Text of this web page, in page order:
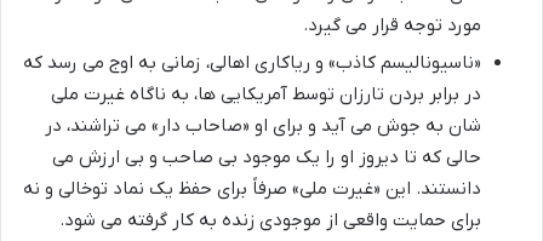
مورد توجه قرار می گیرد.
«ناسیونالیسم کاذب» و ریاکاری اهالی، زمانی به اوج می رسد که
در برابر بردن تارزان توسط آمریکایی ها، به ناگاه غیرت ملی
شان به جوش می آید و برای او «صاحاب دار» می تراشند، در
حالی که تا دیروز او را یک موجود بی صاحب و بی ارزش می
دانستند. این «غیرت ملی» صرفاً برای حفظ یک نماد توخالی و نه
برای حمایت واقعی از موجودی زنده به کار گرفته می شود.